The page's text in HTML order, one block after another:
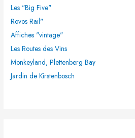
r
:
Les "Big Five"
Rovos Rail"
Affiches "vintage"
Les Routes des Vins
Monkeyland, Plettenberg Bay
Jardin de Kirstenbosch